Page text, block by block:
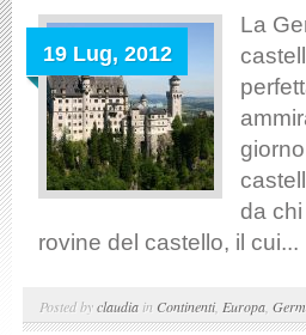
19 Lug, 2012
La
da
rovine del castello, il cui...
Posted byclaudia in Continenti, Europa